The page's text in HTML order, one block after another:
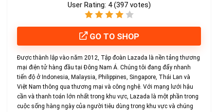
User Rating: 4 (397votes)
GO TO SHOP
Được thành lập vào năm 2012, Tập đoàn Lazada là nền tảng thương
mại điện tử hàng đầu tại Đông Nam Á. Chúng tôi đang đẩy nhanh
tiến độ ở Indonesia, Malaysia, Philippines, Singapore, Thái Lan và
Việt Nam thông qua thương mại và công nghệ. Với mạng lưới hậu
cần và thanh toán lớn nhất trong khu vực, Lazada là một phần trong
cuộc sống hàng ngày của người tiêu dùng trong khu vực và chúng